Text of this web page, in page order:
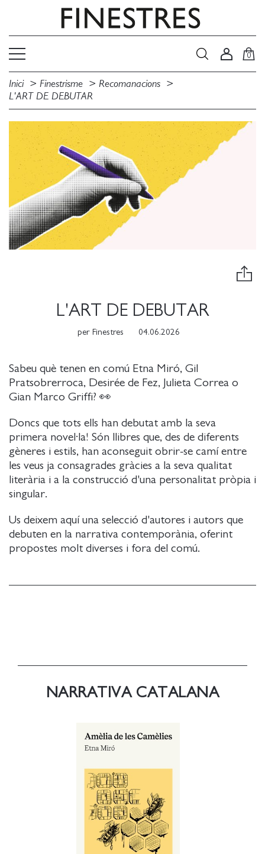
0
Inici Finestrisme
Recomanacions
L'ART DE DEBUTAR
L'ART DE DEBUTAR
per Finestres 04.06.2026
Sabeu què tenen en comú Etna Miró, Gil
Pratsobrerroca, Desirée de Fez, Julieta Correa o
Gian Marco Griffi? 👀
Doncs que tots ells han debutat amb la seva
primera novel·la! Són llibres que, des de diferents
gèneres i estils, han aconseguit obrir-se camí entre
les veus ja consagrades gràcies a la seva qualitat
literària i a la construcció d'una personalitat pròpia i
singular.
Us deixem aquí una selecció d'autores i autors que
debuten en la narrativa contemporània, oferint
propostes molt diverses i fora del comú.
NARRATIVA CATALANA